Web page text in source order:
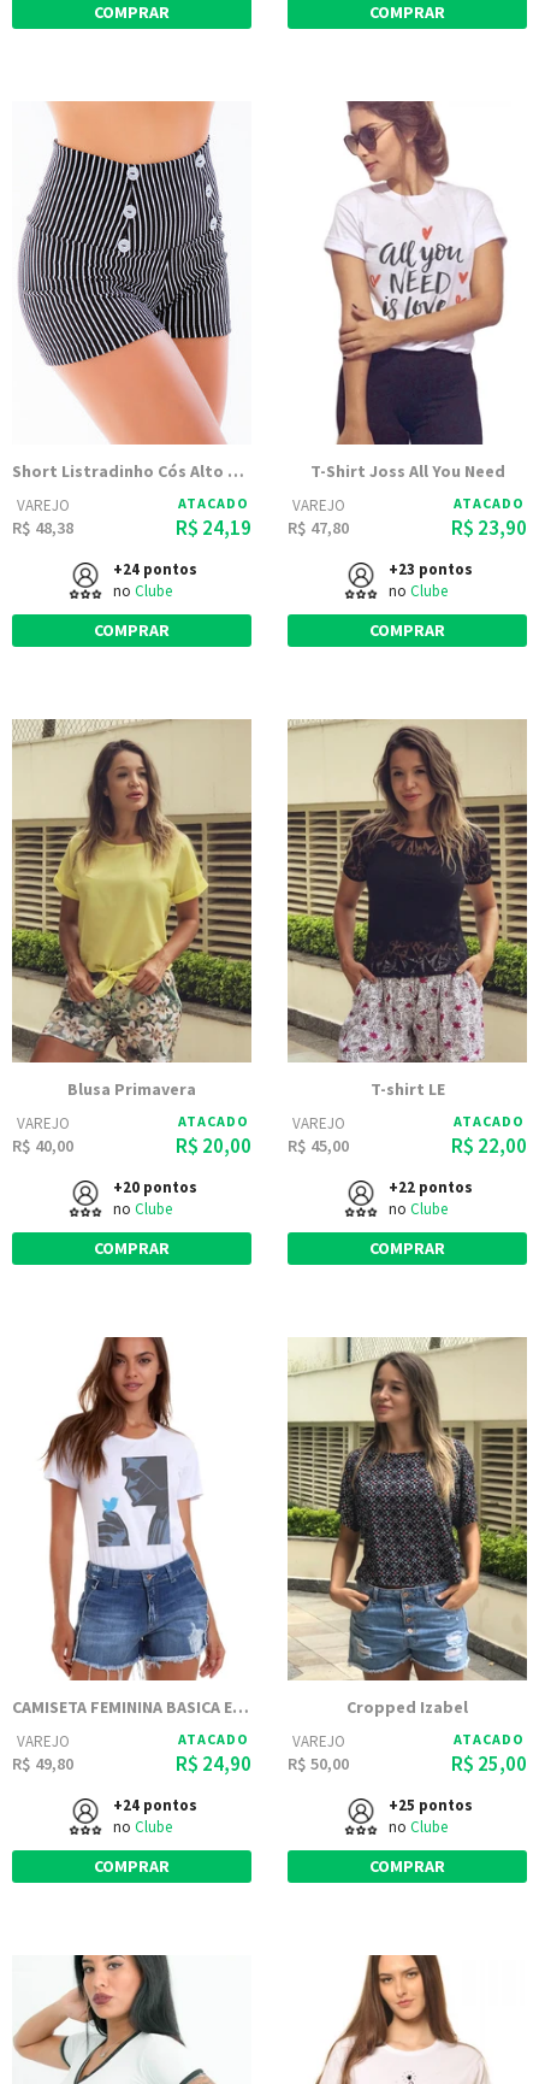
COMPRAR COMPRAR
Short Listradinho Cós Alto e Botões | 1774
VAREJO
R$ 48,38
ATACADO
R$ 24,19
+24 pontos
no Clube
COMPRAR
T-Shirt Joss All You Need
VAREJO
R$ 47,80
ATACADO
R$ 23,90
+23 pontos
no Clube
COMPRAR
Blusa Primavera
VAREJO
R$ 40,00
ATACADO
R$ 20,00
+20 pontos
no Clube
COMPRAR
T-shirt LE
VAREJO
R$ 45,00
ATACADO
R$ 22,00
+22 pontos
no Clube
COMPRAR
CAMISETA FEMININA BASICA ESTAMPADA JOSS - DARTH
VAREJO
R$ 49,80
ATACADO
R$ 24,90
+24 pontos
no Clube
COMPRAR
Cropped Izabel
VAREJO
R$ 50,00
ATACADO
R$ 25,00
+25 pontos
no Clube
COMPRAR